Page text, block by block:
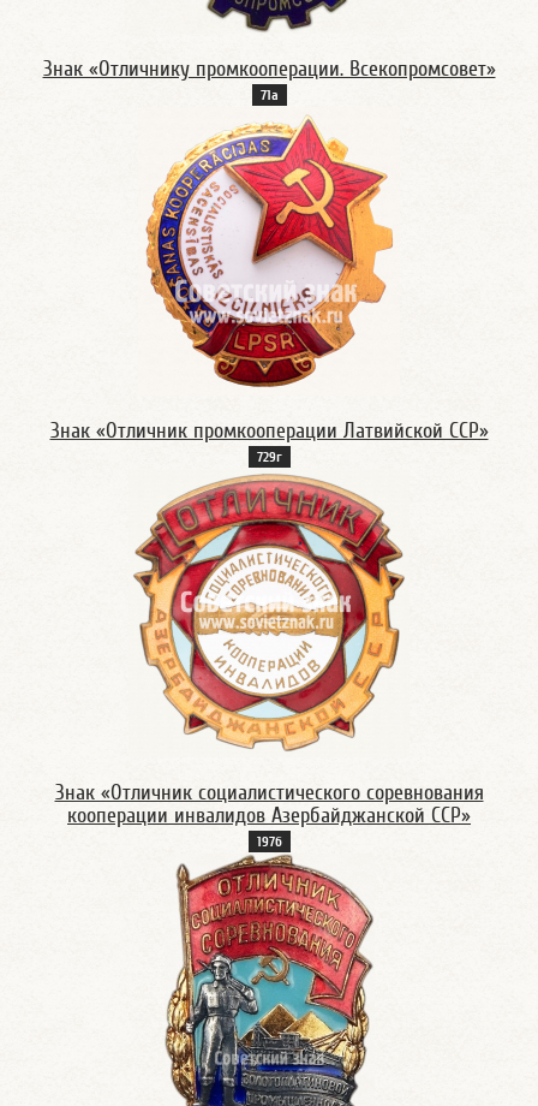
Знак «Отличнику промкооперации. Всекопромсовет»
71а
Знак «Отличник промкооперации Латвийской ССР»
729г
Знак «Отличник социалистического соревнования
кооперации инвалидов Азербайджанской ССР»
197б